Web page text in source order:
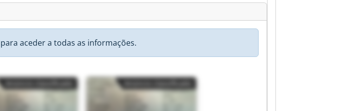
para aceder a todas as informações.